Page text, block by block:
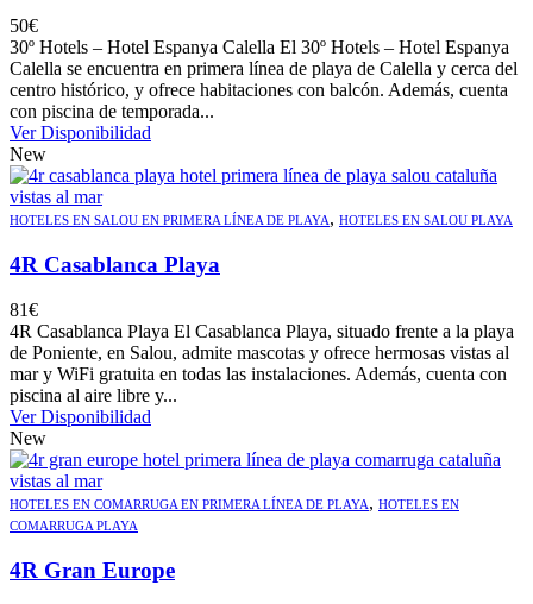
50€
30º Hotels – Hotel Espanya Calella El 30º Hotels – Hotel Espanya
Calella se encuentra en primera línea de playa de Calella y cerca del
centro histórico, y ofrece habitaciones con balcón. Además, cuenta
con piscina de temporada...
Ver Disponibilidad
New
HOTELES EN SALOU EN PRIMERA LÍNEA DE PLAYA, HOTELES EN SALOU PLAYA
4R Casablanca Playa
81€
4R Casablanca Playa El Casablanca Playa, situado frente a la playa
de Poniente, en Salou, admite mascotas y ofrece hermosas vistas al
mar y WiFi gratuita en todas las instalaciones. Además, cuenta con
piscina al aire libre y...
Ver Disponibilidad
New
HOTELES EN COMARRUGA EN PRIMERA LÍNEA DE PLAYA, HOTELES EN
COMARRUGA PLAYA
4R Gran Europe